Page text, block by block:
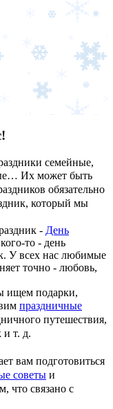
семейные,
Их может быть
обязательно
который мы
- День
то - день
У всех нас любимые
точно - любовь,
ищем подарки,
праздничные
путешествия,
и т. д.
подготовиться
советы и
что связано с